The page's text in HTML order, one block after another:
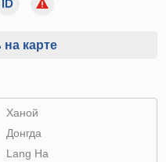
на карте
Ханой
Донгда
Lang Ha